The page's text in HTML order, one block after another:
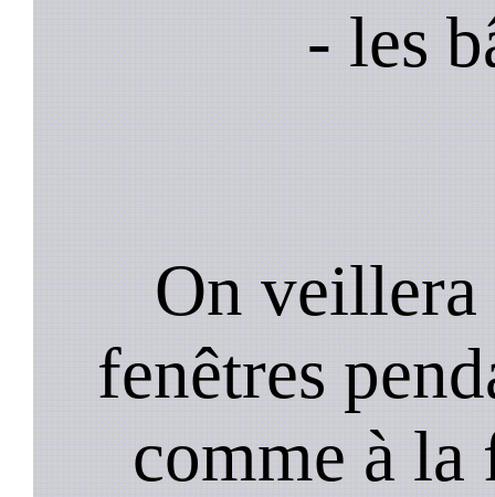
- les
On veillera
fenêtres
comme à